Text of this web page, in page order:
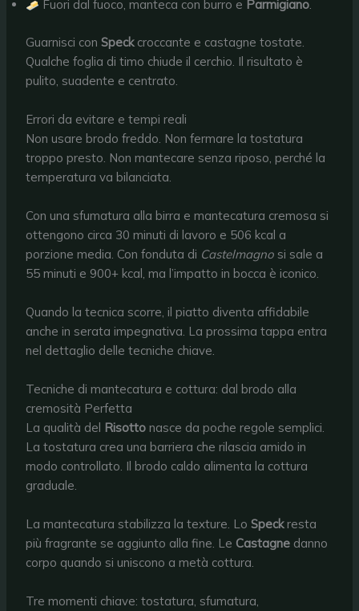
Fuori dal fuoco, manteca con burro e Parmigiano.
Guarnisci conSpeckcroccante e castagne tostate.
Qualche foglia di timo chiude il cerchio. Il risultato è
pulito, suadente e centrato.
Errori da evitare e tempi reali
Non usare brodo freddo. Non fermare la tostatura
troppo presto. Non mantecare senza riposo, perché la
temperatura va bilanciata.
Con una sfumatura alla birra e mantecatura cremosa si
ottengono circa 30 minuti di lavoro e 506 kcal a
porzione media. Con fonduta di Castelmagno si sale a
55 minuti e 900+ kcal, ma l’impatto in bocca è iconico.
Quando la tecnica scorre, il piatto diventa affidabile
anche in serata impegnativa. La prossima tappa entra
nel dettaglio delle tecniche chiave.
Tecniche di mantecatura e cottura: dal brodo alla
cremosità Perfetta
La qualità del Risotto nasce da poche regole semplici.
La tostatura crea una barriera che rilascia amido in
modo controllato. Il brodo caldo alimenta la cottura
graduale.
La mantecatura stabilizza la texture. LoSpeckresta
più fragrante se aggiunto alla fine. Le Castagne danno
corpo quando si uniscono a metà cottura.
Tre momenti chiave: tostatura, sfumatura,